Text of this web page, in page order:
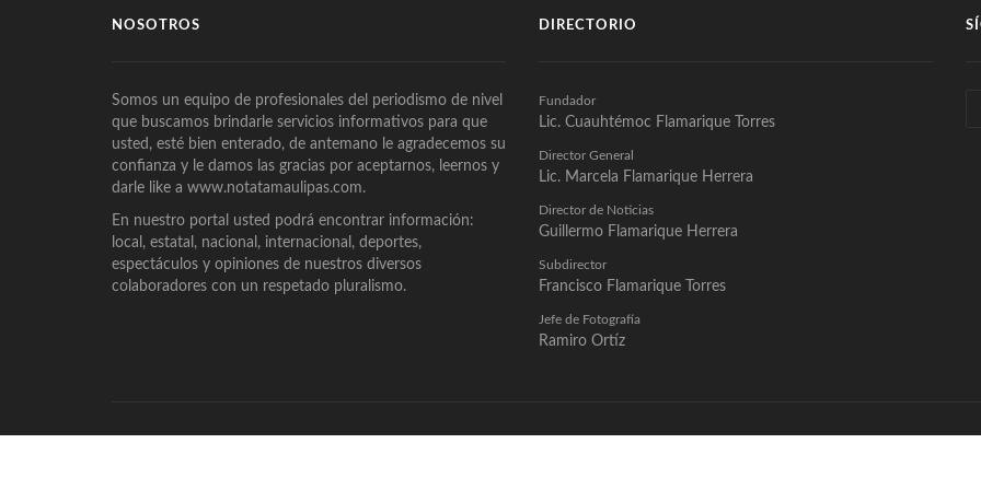
NOSOTROS
Somos un equipo de profesionales del periodismo de nivel
que buscamos brindarle servicios informativos para que
usted, esté bien enterado, de antemano le agradecemos su
confianza y le damos las gracias por aceptarnos, leernos y
darle like a www.notatamaulipas.com.
En nuestro portal usted podrá encontrar información:
local, estatal, nacional, internacional, deportes,
espectáculos y opiniones de nuestros diversos
colaboradores con un respetado pluralismo.
DIRECTORIO
Fundador
Lic. Cuauhtémoc Flamarique Torres
Director General
Lic. Marcela Flamarique Herrera
Director de Noticias
Guillermo Flamarique Herrera
Subdirector
Francisco Flamarique Torres
Jefe de Fotografía
Ramiro Ortíz